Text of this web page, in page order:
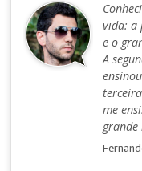
vida: a
e o
A
me
grande